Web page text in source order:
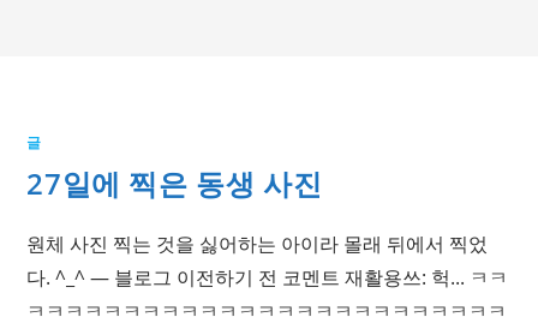
글
27일에 찍은 동생 사진
원체 사진 찍는 것을 싫어하는 아이라 몰래 뒤에서 찍었
다. ^_^ — 블로그 이전하기 전 코멘트 재활용쓰: 헉... ㅋㅋ
ㅋㅋㅋㅋㅋㅋㅋㅋㅋㅋㅋㅋㅋㅋㅋㅋㅋㅋㅋㅋㅋㅋㅋㅋㅋ